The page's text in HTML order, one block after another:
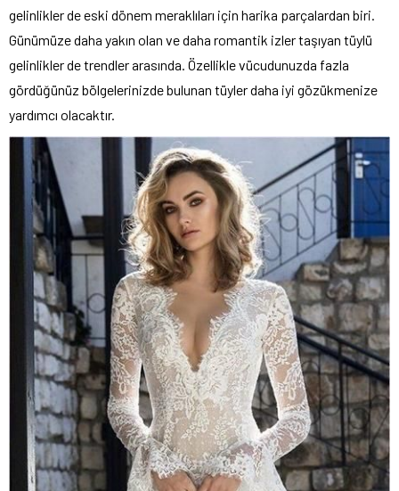
gelinlikler de eski dönem meraklıları için harika parçalardan biri.
Günümüze daha yakın olan ve daha romantik izler taşıyan tüylü
gelinlikler de trendler arasında. Özellikle vücudunuzda fazla
gördüğünüz bölgelerinizde bulunan tüyler daha iyi gözükmenize
yardımcı olacaktır.